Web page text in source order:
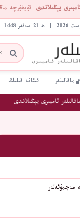
يېڭىلاندى ئۇيغۇرچە
ماقالىلەر ئىئانە قىلىڭ
ئامبىرى يېڭىلاندى
مەجمۇئەلەر